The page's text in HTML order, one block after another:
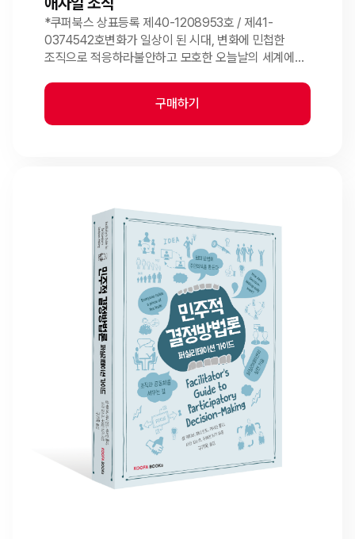
*쿠퍼북스 상표등록 제40-1208953호 / 제41-
0374542호변화가 일상이 된 시대, 변화에 민첩한
조직으로 적응하라불안하고 모호한 오늘날의 세계에서
있어야 합니다. 이러한 경쟁에서 살아남기 위한 열쇠는
어질리티, 즉 민첩성입니다. 이 책은 구성원이 협력...
구매하기